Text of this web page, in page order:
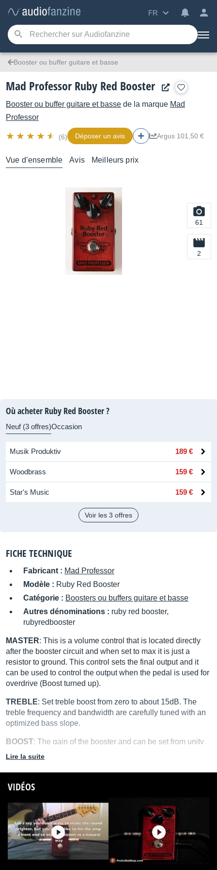
FR
Booster ou buffer guitare et basse
Mad Professor Ruby Red Booster
Booster ou buffer guitare et basse de la marque Mad
Professor
(6) Déposer un avis Argus 101,50 €
Vue d’ensemble Avis Meilleurs prix
61
2
Où acheter Ruby Red Booster ?
Neuf (3 offres)Occasion
Musik Produktiv 189 €
Woodbrass 159 €
Star's Music 159 €
Voir les 3 offres
FICHE TECHNIQUE
Fabricant : Mad Professor
Modèle : Ruby Red Booster
Catégorie : Boosters ou buffers guitare et basse
Autres dénominations : ruby red booster,
rubyredbooster
MASTER: This is a volume control that is located directly
after the booster circuit and when set to max it is just a
resistor to ground. This control sets the final output and it
can be used to control the output when the pedal is used for
overdrive (Boost turned up).
TREBLE: Set treble boost from zero to about 15dB. The
treble frequency and bandwidth are carefully tuned with an
optimized bass slope.
BOOST: The gain of the booster and can be set from unity
to about 40dB of boost. When this control is cranked the unit
BUFFER
quality buffer. You can set the pedal for true bypass mode or
“buffer on” in bypass mode. We recommend using a buffer
in your signal chain to help with the treble and gain loss
from using many pedals and/or long cables.
The Mad Professor RRB Buffer is an amplifier with a
voltage gain of exactly 1x (times).
The RRB buffer output impedance is set a little lower than
Lire la suite
VIDÉOS